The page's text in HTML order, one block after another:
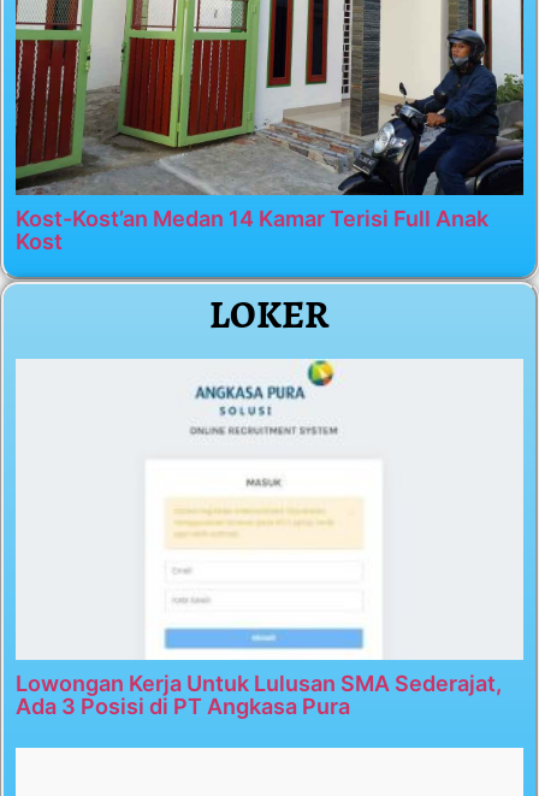
Kost-Kost’an Medan 14 Kamar Terisi Full Anak
Kost
LOKER
Lowongan Kerja Untuk Lulusan SMA Sederajat,
Ada 3 Posisi di PT Angkasa Pura